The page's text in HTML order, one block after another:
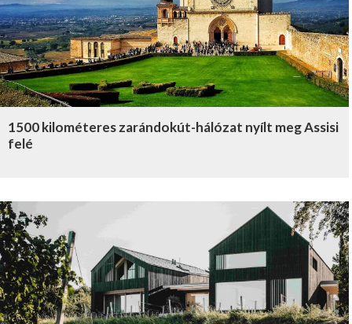
1500 kilométeres zarándokút-hálózat nyílt meg Assisi
felé